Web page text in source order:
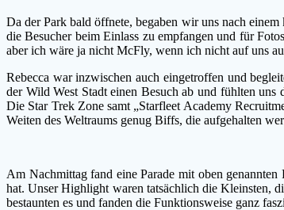
Da der Park bald öffnete, begaben wir uns nach
die Besucher beim Einlass zu empfangen und für
aber ich wäre ja nicht McFly, wenn ich nicht auf uns
Rebecca war inzwischen auch eingetroffen und
der Wild West Stadt einen Besuch ab und fühlten
Die Star Trek Zone samt „Starfleet Academy
Weiten des Weltraums genug Biffs, die aufgehalten
Am Nachmittag fand eine Parade mit oben
hat. Unser Highlight waren tatsächlich die Kleinsten,
bestaunten es und fanden die Funktionsweise ganz